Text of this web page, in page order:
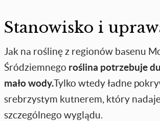
Stanowisko i
Jak na roślinę z regionów basenu
Śródziemnego roślina potrzebuje
mało wody.Tylko wtedy ładne
srebrzystym kutnerem, który
szczególnego wyglądu.